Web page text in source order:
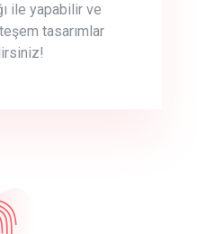
ile yapabilir ve
tasarımlar